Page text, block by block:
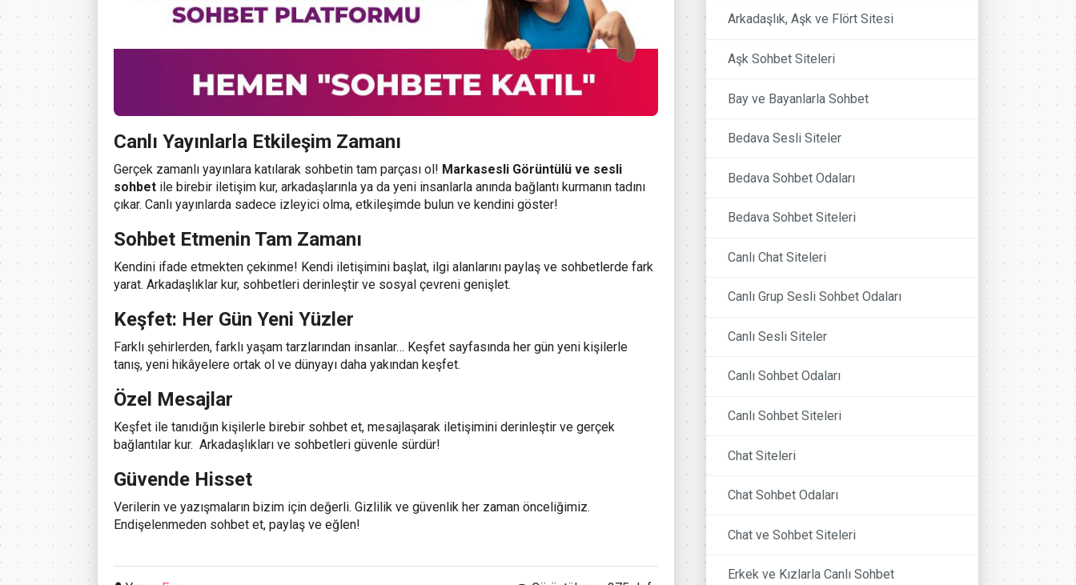
Canlı Yayınlarla Etkileşim Zamanı
Gerçek zamanlı yayınlara katılarak sohbetin tam parçası ol! Markasesli Görüntülü ve sesli
sohbet ile birebir iletişim kur, arkadaşlarınla ya da yeni insanlarla anında bağlantı kurmanın tadını
çıkar. Canlı yayınlarda sadece izleyici olma, etkileşimde bulun ve kendini göster!
Sohbet Etmenin Tam Zamanı
Kendini ifade etmekten çekinme! Kendi iletişimini başlat, ilgi alanlarını paylaş ve sohbetlerde fark
yarat. Arkadaşlıklar kur, sohbetleri derinleştir ve sosyal çevreni genişlet.
Keşfet: Her Gün Yeni Yüzler
Farklı şehirlerden, farklı yaşam tarzlarından insanlar… Keşfet sayfasında her gün yeni kişilerle
tanış, yeni hikâyelere ortak ol ve dünyayı daha yakından keşfet.
Özel Mesajlar
Keşfet ile tanıdığın kişilerle birebir sohbet et, mesajlaşarak iletişimini derinleştir ve gerçek
bağlantılar kur. Arkadaşlıkları ve sohbetleri güvenle sürdür!
Güvende Hisset
Verilerin ve yazışmaların bizim için değerli. Gizlilik ve güvenlik her zaman önceliğimiz.
Endişelenmeden sohbet et, paylaş ve eğlen!
Arkadaşlık, Aşk ve Flört Sitesi
Aşk Sohbet Siteleri
Bay ve Bayanlarla Sohbet
Bedava Sesli Siteler
Bedava Sohbet Odaları
Bedava Sohbet Siteleri
Canlı Chat Siteleri
Canlı Grup Sesli Sohbet Odaları
Canlı Sesli Siteler
Canlı Sohbet Odaları
Canlı Sohbet Siteleri
Chat Siteleri
Chat Sohbet Odaları
Chat ve Sohbet Siteleri
Erkek ve Kızlarla Canlı Sohbet